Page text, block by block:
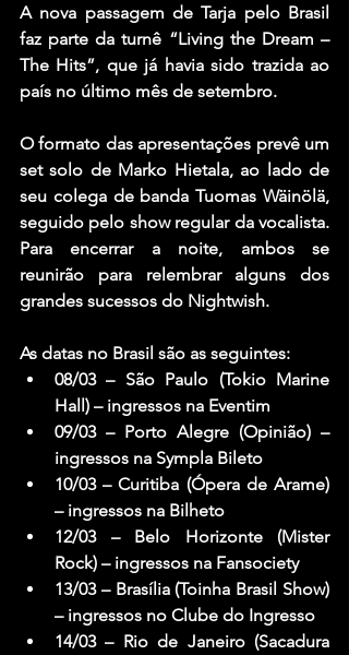
A nova passagem de Tarja pelo Brasil
faz parte da turnê “Living the Dream –
The Hits”, que já havia sido trazida ao
país no último mês de setembro.
O formato das apresentações prevê um
set solo de Marko Hietala, ao lado de
seu colega de banda Tuomas Wäinölä,
seguido pelo show regular da vocalista.
Para encerrar a noite, ambos se
reunirão para relembrar alguns dos
grandes sucessos do Nightwish.
As datas no Brasil são as seguintes:
08/03 – São Paulo (Tokio Marine
Hall) – ingressos na Eventim
09/03 – Porto Alegre (Opinião) –
ingressos na Sympla Bileto
10/03 – Curitiba (Ópera de Arame)
– ingressos na Bilheto
12/03 – Belo Horizonte (Mister
Rock) – ingressos na Fansociety
13/03 – Brasília (Toinha Brasil Show)
– ingressos no Clube do Ingresso
14/03 – Rio de Janeiro (Sacadura